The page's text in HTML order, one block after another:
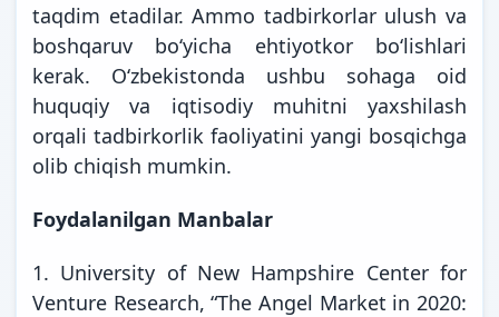
taqdim etadilar. Ammo tadbirkorlar ulush va
boshqaruv boʻyicha ehtiyotkor boʻlishlari
kerak. Oʻzbekistonda ushbu sohaga oid
huquqiy va iqtisodiy muhitni yaxshilash
orqali tadbirkorlik faoliyatini yangi bosqichga
olib chiqish mumkin.
Foydalanilgan Manbalar
1. University of New Hampshire Center for
Venture Research, “The Angel Market in 2020: